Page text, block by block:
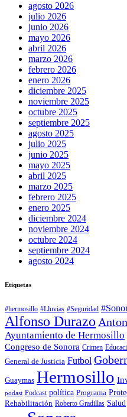
agosto 2026
julio 2026
junio 2026
mayo 2026
abril 2026
marzo 2026
febrero 2026
enero 2026
diciembre 2025
noviembre 2025
octubre 2025
septiembre 2025
agosto 2025
julio 2025
junio 2025
mayo 2025
abril 2025
marzo 2025
febrero 2025
enero 2025
diciembre 2024
noviembre 2024
octubre 2024
septiembre 2024
agosto 2024
Etiquetas
#hermosillo #Lluvias #Seguridad
Alfonso Durazo
Ayuntamiento de Hermosillo
Congreso de Sonora Crimen
General de Justicia Futbol
Guaymas Hermosillo
podast Podcast política Programa
Rehabilitación Roberto Gradillas Salud